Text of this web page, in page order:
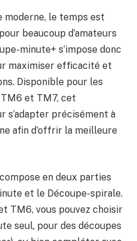
moderne, le temps est
beaucoup d’amateurs
minute+ s’impose donc
maximiser efficacité et
Disponible pour les
et TM7, cet
s’adapter précisément à
afin d’offrir la meilleure
en deux parties
et le Découpe-spirale.
TM6, vous pouvez choisir
seul, pour des découpes